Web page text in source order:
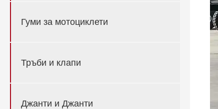
Гуми за мотоциклети
Тръби и клапи
Джанти и Джанти